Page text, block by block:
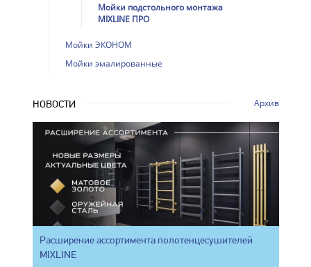
Мойки подстольного монтажа
MIXLINE ПРО
Мойки ЭКОНОМ
Мойки эмалированные
НОВОСТИ Архив
Расширение ассортимента полотенцесушителей
MIXLINE